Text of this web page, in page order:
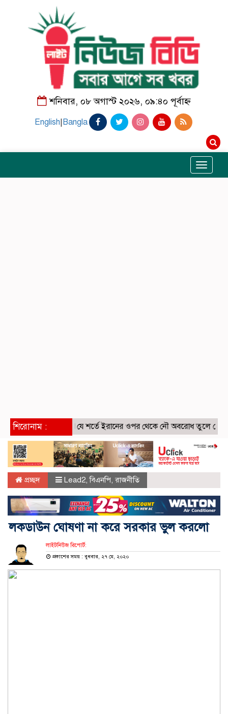
শনিবার, ০৮ অগাস্ট ২০২৬, ০৯:৪০ পূর্বাহ্ন
English Bangla
Toggle
শিরোনাম : যে শর্তে ইরানের ওপর থেকে নৌ অবরোধ তুলে নেবে
প্রচ্ছদ Lead2,বিএনপি, রাজনীতি
লকডাউন ঘোষণা না করে সরকার ভুল করলো
লাইটনিউজ রিপোর্ট:
প্রকাশের সময় : বুধবার, ২৭ মে, ২০২০